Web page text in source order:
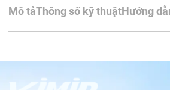
Mô tảThông số kỹ thuậtHướng